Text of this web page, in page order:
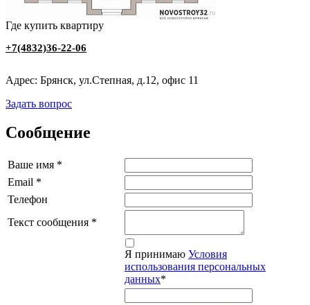
Где купить квартиру
+7(4832)36-22-06
Адрес: Брянск, ул.Степная, д.12, офис 11
Задать вопрос
Сообщение
Ваше имя *
Email *
Телефон
Текст сообщения *
Я принимаю Условия
использования персональных
данных*